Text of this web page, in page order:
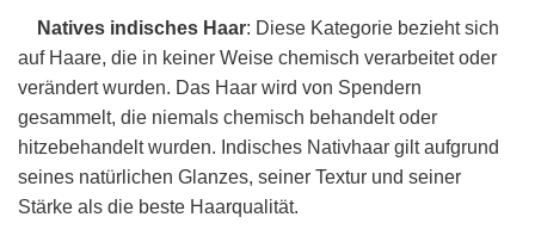
Natives indisches Haar: Diese Kategorie bezieht sich
auf Haare, die in keiner Weise chemisch verarbeitet oder
verändert wurden. Das Haar wird von Spendern
gesammelt, die niemals chemisch behandelt oder
hitzebehandelt wurden. Indisches Nativhaar gilt aufgrund
seines natürlichen Glanzes, seiner Textur und seiner
Stärke als die beste Haarqualität.